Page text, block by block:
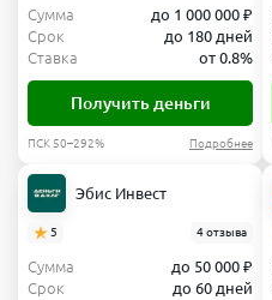
Сумма
до 1 000 000 ₽
Срок
до 180 дней
Ставка
от 0.8%
Получить деньги
ПСК 50–292% Подробнее
Эбис Инвест
5 4 отзыва
Сумма
до 50 000 ₽
Срок
до 60 дней